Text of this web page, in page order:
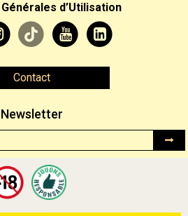
d’Utilisation
Contact
Newsletter